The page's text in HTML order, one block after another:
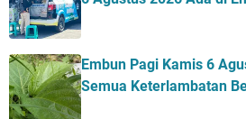
Embun Pagi Kamis 6
Semua Keterlambatan